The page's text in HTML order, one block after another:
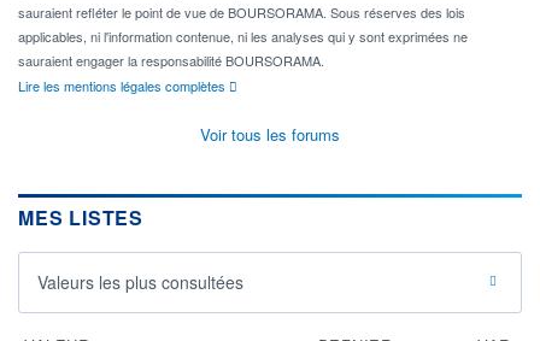
sauraient refléter le point de vue de BOURSORAMA. Sous réserves des lois
applicables, ni l'information contenue, ni les analyses qui y sont exprimées ne
sauraient engager la responsabilité BOURSORAMA.
Lire les mentions légales complètes
Voir tous les forums
MES LISTES
Valeurs les plus consultées